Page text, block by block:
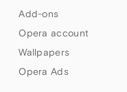
Add-ons
Opera account
Wallpapers
Opera Ads